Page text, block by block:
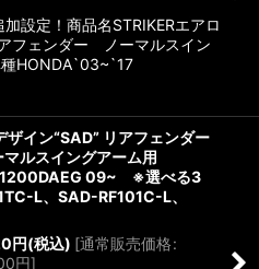
設定！商品名STRIKERエアロ
フェンダー ノーマルスイン
種HONDA`03~`17
ザイン“SAD” リアフェンダー
ルスイングアーム用
09~ ※選べる3
L、SAD-RF101C-L、
円(税込) [通常販売価格:
円]